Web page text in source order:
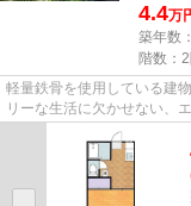
4.4万
築年数
階数：
軽量鉄骨を使用している建
リーな生活に欠かせない、
ら、急な来訪者の対応も快適